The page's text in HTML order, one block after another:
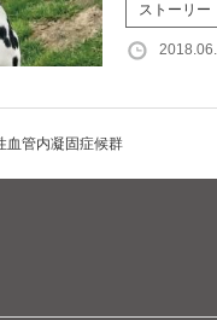
ストーリー
血管内凝固症候群